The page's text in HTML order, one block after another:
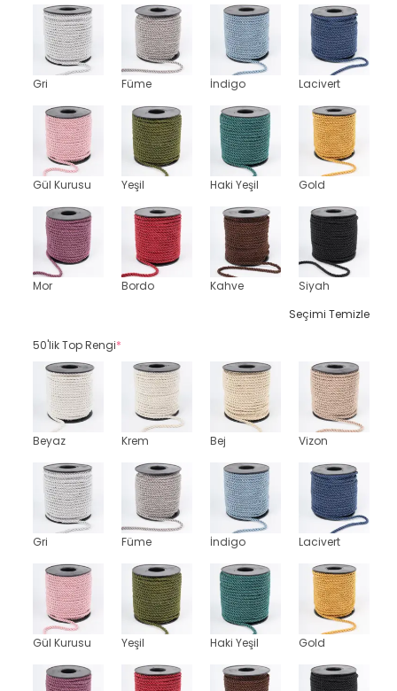
Gri Füme İndigo Lacivert
Gül Kurusu Yeşil Haki Yeşil Gold
Mor Bordo Kahve
Siyah
Seçimi Temizle
50'lik Top Rengi*
Beyaz Krem Bej Vizon
Gri Füme İndigo Lacivert
Gül Kurusu Yeşil Haki Yeşil Gold